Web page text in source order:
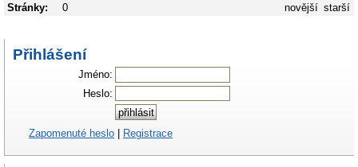
novější starší
Stránky: 0
Přihlášení
Jméno:
Heslo:
Zapomenuté heslo Registrace